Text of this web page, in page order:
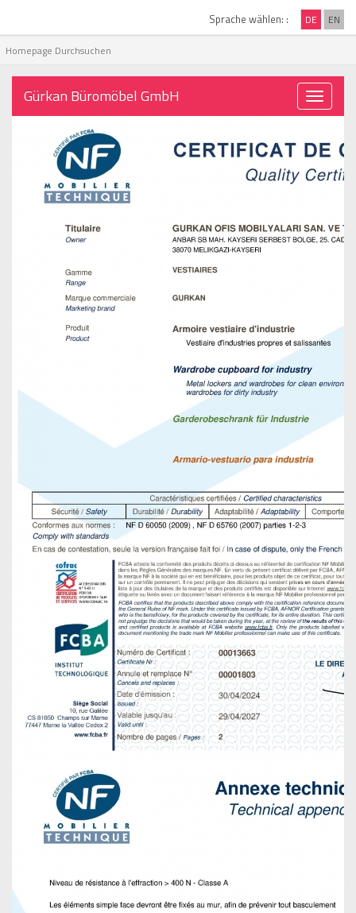
Sprache wählen: : DE EN
Toggle
Gürkan Büromöbel GmbH